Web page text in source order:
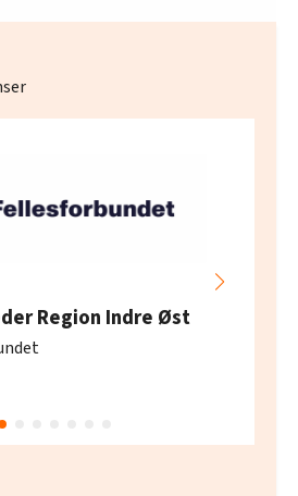
Region Indre Øst